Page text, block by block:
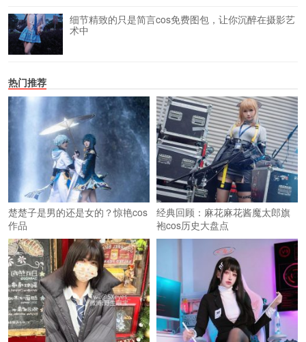
细节精致的只是简言cos免费图包，让你沉醉在摄影艺
术中
热门推荐
楚楚子是男的还是女的？惊艳cos
作品
经典回顾：麻花麻花酱魔太郎旗
袍cos历史大盘点